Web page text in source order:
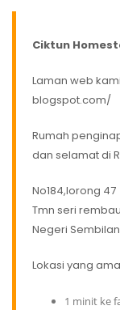
Ciktun
Laman web
blogspot.com/
Rumah
dan selamat di
No184,lorong 47
Tmn seri rembau
Negeri Sembilan
Lokasi yang
1 minit ke